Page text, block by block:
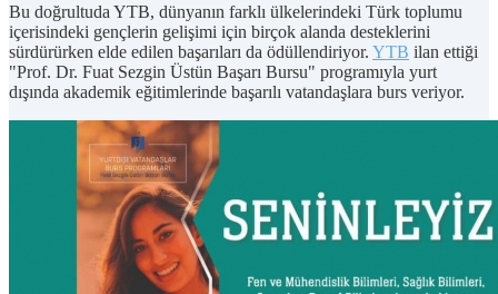
Bu doğrultuda YTB, dünyanın farklı ülkelerindeki Türk toplumu
içerisindeki gençlerin gelişimi için birçok alanda desteklerini
sürdürürken elde edilen başarıları da ödüllendiriyor. YTB ilan ettiği
"Prof. Dr. Fuat Sezgin Üstün Başarı Bursu" programıyla yurt
dışında akademik eğitimlerinde başarılı vatandaşlara burs veriyor.